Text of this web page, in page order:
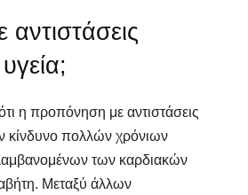
η προπόνηση με αντιστάσεις
κίνδυνο πολλών χρόνιων
των καρδιακών
Μεταξύ άλλων